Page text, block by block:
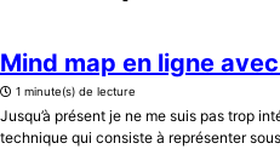
Mind map en ligne
1 minute(s) de lecture
Jusqu’à présent je ne me suis pas trop
technique qui consiste à représenter